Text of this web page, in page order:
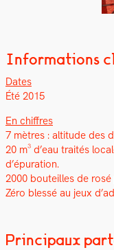
Informations
Dates
Été 2015
En chiffres
7 mètres : alti­tude des
20 m³ d’eau traités
d’épuration.
2000 bouteilles de
Zéro blessé au jeux
Principaux